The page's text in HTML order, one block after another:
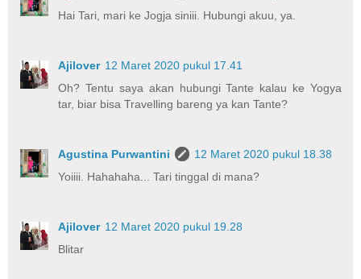
Hai Tari, mari ke Jogja siniii. Hubungi akuu, ya.
Ajilover 12 Maret 2020 pukul 17.41
Oh? Tentu saya akan hubungi Tante kalau ke Yogya
tar, biar bisa Travelling bareng ya kan Tante?
Agustina Purwantini
12 Maret 2020 pukul 18.38
Yoiiii. Hahahaha... Tari tinggal di mana?
Ajilover 12 Maret 2020 pukul 19.28
Blitar